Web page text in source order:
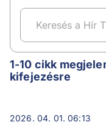
rezsi
1-10 cikk
kifejezésre
2026. 04. 01. 06:13